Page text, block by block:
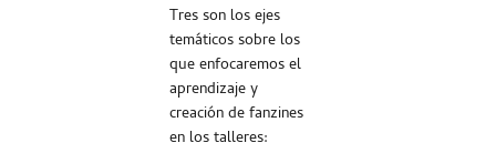
Tres son los ejes
temáticos sobre los
que enfocaremos el
aprendizaje y
creación de fanzines
en los talleres: